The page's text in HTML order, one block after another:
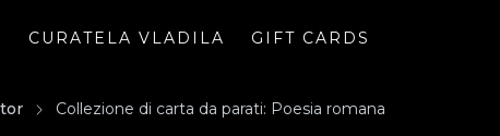
CURATELA VLADILA GIFT CARDS
Collezione di carta da parati: Poesia romana